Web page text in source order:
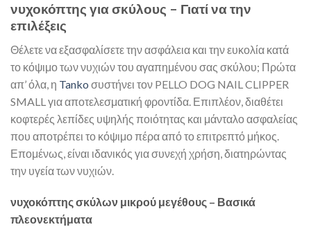
νυχοκόπτης για σκύλους – Γιατί να την
επιλέξεις
Θέλετε να εξασφαλίσετε την ασφάλεια και την ευκολία κατά
το κόψιμο των νυχιών του αγαπημένου σας σκύλου; Πρώτα
απ’ όλα, η Tanko συστήνει τον PELLO DOG NAIL CLIPPER
SMALL για αποτελεσματική φροντίδα. Επιπλέον, διαθέτει
κοφτερές λεπίδες υψηλής ποιότητας και μάνταλο ασφαλείας
που αποτρέπει το κόψιμο πέρα από το επιτρεπτό μήκος.
Επομένως, είναι ιδανικός για συνεχή χρήση, διατηρώντας
την υγεία των νυχιών.
νυχοκόπτης σκύλων μικρού μεγέθους – Βασικά
πλεονεκτήματα